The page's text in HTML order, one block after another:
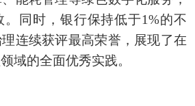
。同时，银行保持低于1%的不
连续获评最高荣誉，展现了在
域的全面优秀实践。